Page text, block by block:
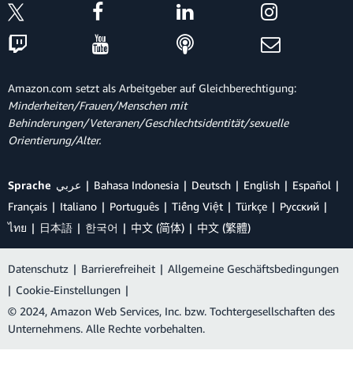
Amazon.com setzt als Arbeitgeber auf Gleichberechtigung:
Minderheiten/Frauen/Menschen mit
Behinderungen/Veteranen/Geschlechtsidentität/sexuelle
Orientierung/Alter.
Sprache عربي Bahasa Indonesia Deutsch English
Español
Français
Italiano Português Tiếng Việt Türkçe
Ρусский
ไทย
日本語 한국어 中文 (简体) 中文 (繁體)
Datenschutz | Barrierefreiheit | Allgemeine Geschäftsbedingungen
| Cookie-Einstellungen |
© 2024, Amazon Web Services, Inc. bzw. Tochtergesellschaften des
Unternehmens. Alle Rechte vorbehalten.